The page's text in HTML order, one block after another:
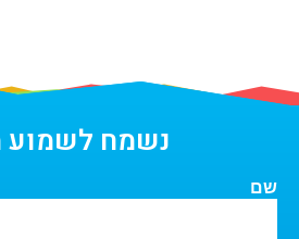
נשמח לשמוע
שם